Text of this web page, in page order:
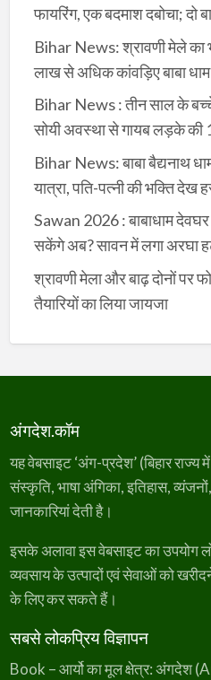
फायरिंग, एक बदमाश दबोचा; दो
Bihar News: श्रावणी मेले का
लाख से अधिक कांवड़िए बाबा धाम
Bihar News : तीन साल के
सोयी अवस्था से गायब लड़के की
Bihar News: बाबा बैद्यनाथ
यात्रा, पति-पत्नी की भक्ति देख
Sawan 2026 : बाबाधाम देवघर
सकेंगे अब? सावन में लगा अरघा
श्रावणी मेला और बाढ़ दोनों पर
तैयारियों का लिया जायजा
अंगदेश.कॉम
यह वेबसाइट ‘अंग-प्रदेश’ (बिहार
संस्कृति, भाषा अंगिका, इतिहास, व्यंजनों,
जानकारियां देती है।
इसके अलावा इस वेबसाइट का उपयोग
व्यवसाय के उत्पादों एवं सेवाओं को
के लिए कर सकते हैं।
सबसे लोकप्रिय विज्ञापन
Book – आर्यो का मूल क्षेत्र: अंगदेश